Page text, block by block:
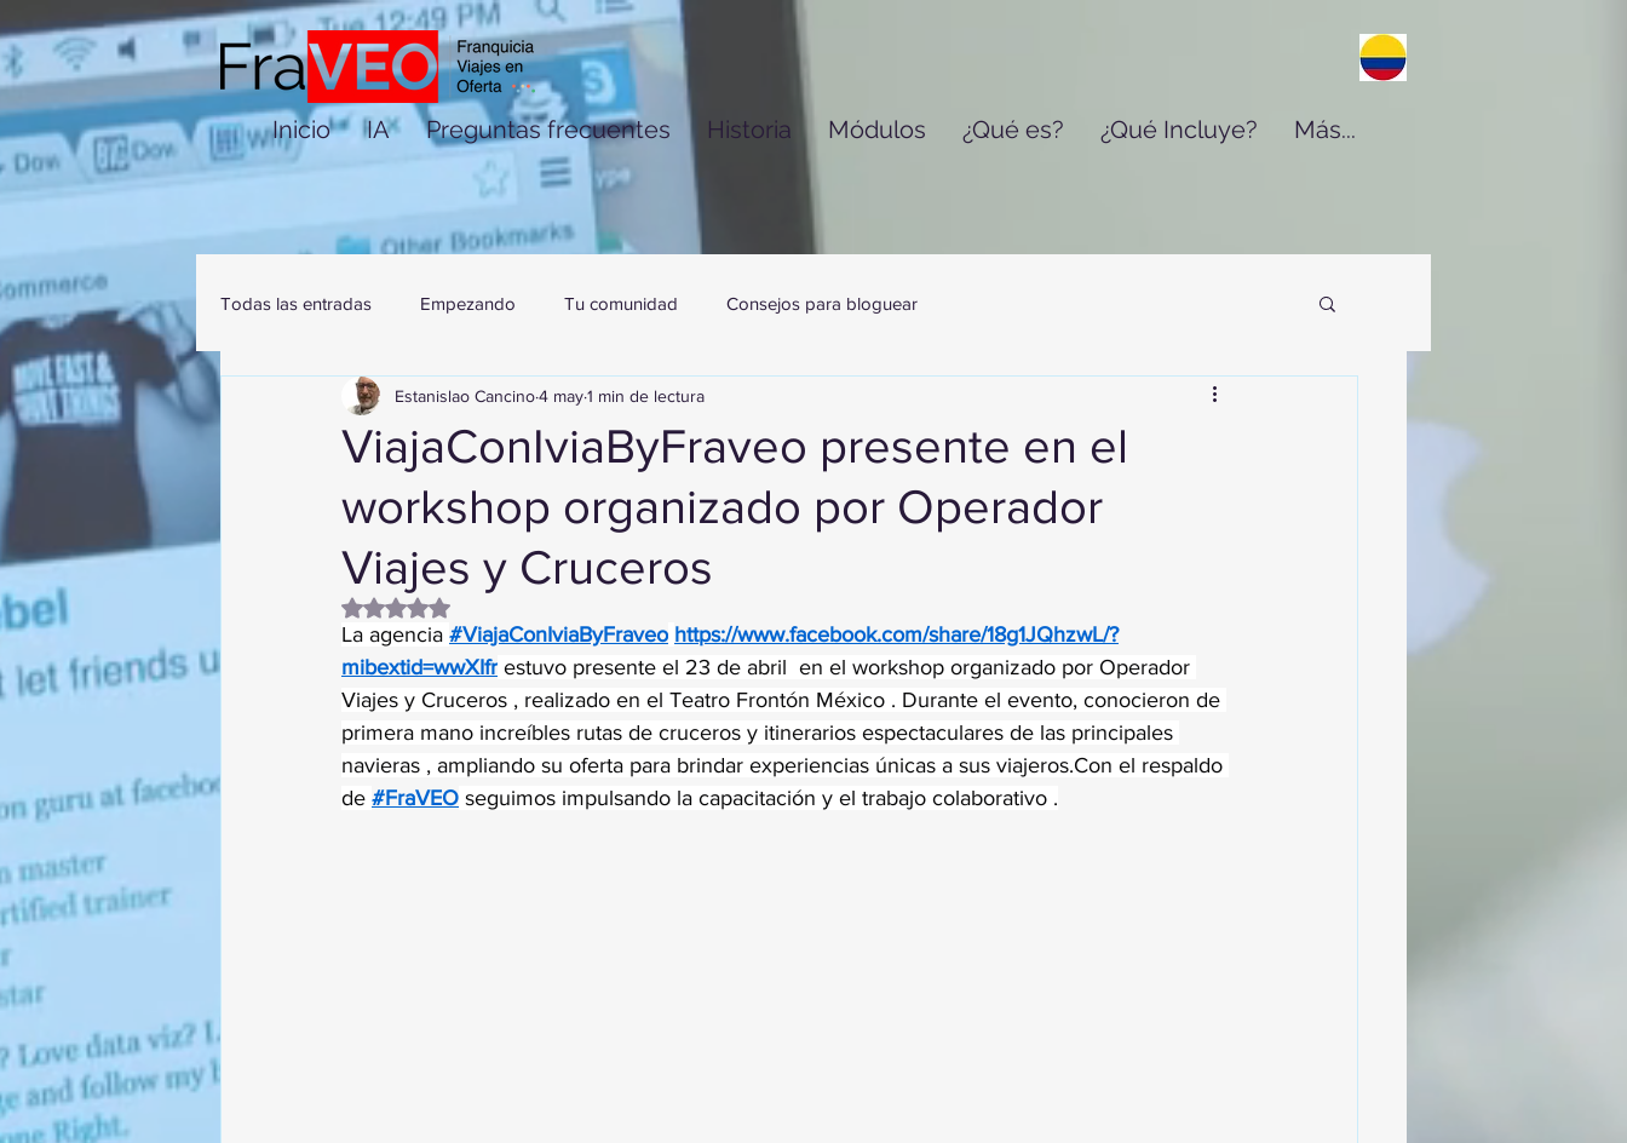
Inicio IA Preguntas frecuentes Historia Módulos ¿Qué es? ¿Qué Incluye? Más...
Todas las entradas Empezando Tu comunidad Consejos para bloguear
ViajaConIviaByFraveo presente en el
workshop organizado por Operador
Viajes y Cruceros
Estanislao Cancino4 may1 min de lectura
Obtuvo NaN de 5 estrellas.
La agencia #ViajaConIviaByFraveo https://www.facebook.com/share/18g1JQhzwL/?
mibextid=wwXIfr estuvo presente el 23 de abril  en el workshop organizado por Operador
Viajes y Cruceros , realizado en el Teatro Frontón México . Durante el evento, conocieron de
primera mano increíbles rutas de cruceros y itinerarios espectaculares de las principales
navieras , ampliando su oferta para brindar experiencias únicas a sus viajeros.Con el respaldo
de #FraVEO seguimos impulsando la capacitación y el trabajo colaborativo .